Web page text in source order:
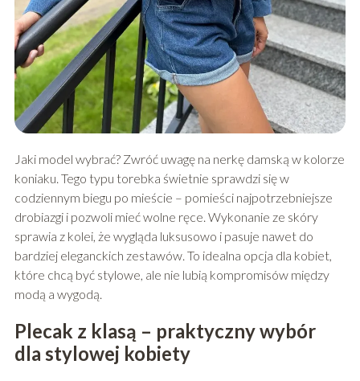
Jaki model wybrać? Zwróć uwagę na nerkę damską w kolorze
koniaku. Tego typu torebka świetnie sprawdzi się w
codziennym biegu po mieście – pomieści najpotrzebniejsze
drobiazgi i pozwoli mieć wolne ręce. Wykonanie ze skóry
sprawia z kolei, że wygląda luksusowo i pasuje nawet do
bardziej eleganckich zestawów. To idealna opcja dla kobiet,
które chcą być stylowe, ale nie lubią kompromisów między
modą a wygodą.
Plecak z klasą – praktyczny wybór
dla stylowej kobiety